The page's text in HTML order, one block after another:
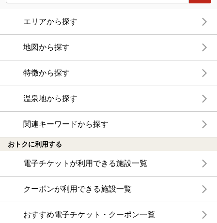
エリアから探す
地図から探す
特徴から探す
温泉地から探す
関連キーワードから探す
おトクに利用する
電子チケットが利用できる施設一覧
クーポンが利用できる施設一覧
おすすめ電子チケット・クーポン一覧